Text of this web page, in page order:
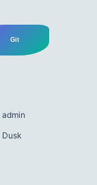
admin
Dusk